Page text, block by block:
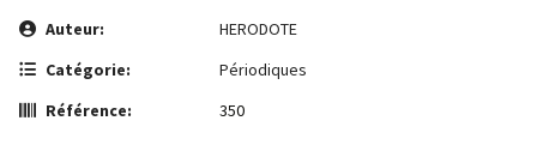
Auteur:
HERODOTE
Catégorie:
Périodiques
Référence:
350